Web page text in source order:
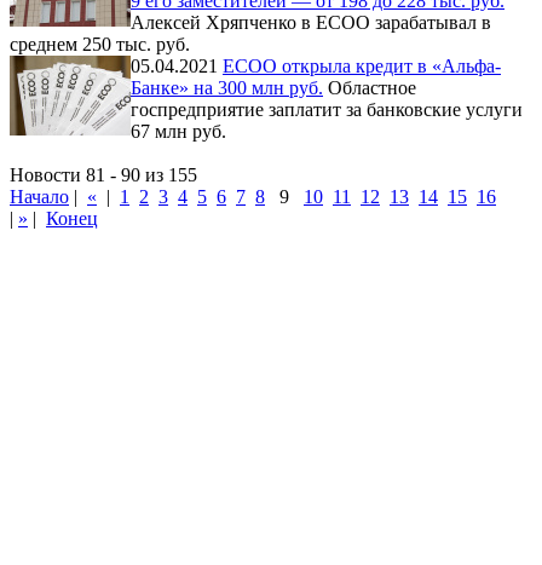
Алексей Хряпченко в ЕСОО зарабатывал в
среднем 250 тыс. руб.
05.04.2021 ЕСОО открыла кредит в «Альфа-
Банке» на 300 млн руб. Областное
госпредприятие заплатит за банковские услуги
67 млн руб.
Новости 81 - 90 из 155
Начало | « | 1 2 3 4 5 6 7 8 9 10 11 12 13 14 15 16
| » | Конец